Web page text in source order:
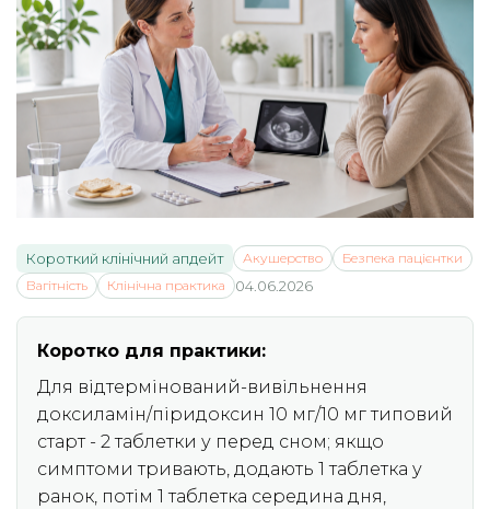
Короткий клінічний апдейт Акушерство
Безпека пацієнтки
Вагітність
Клінічна практика 04.06.2026
Коротко для практики:
Для відтермінований-вивільнення
доксиламін/піридоксин 10 мг/10 мг типовий
старт - 2 таблетки у перед сном; якщо
симптоми тривають, додають 1 таблетка у
ранок, потім 1 таблетка середина дня,